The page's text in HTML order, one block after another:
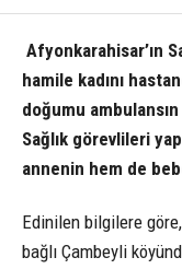
Afyonkarahisar’ın
hamile kadını
doğumu
Sağlık görevlileri
annenin hem de
Edinilen bilgilere
bağlı Çambeyli